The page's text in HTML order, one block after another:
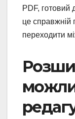
PDF, готовий
це
переходити